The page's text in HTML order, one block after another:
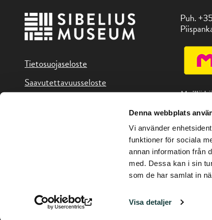
Denna webbplats
Vi använder
funktioner för sociala
annan information från
med. Dessa kan i sin
som de har samlat in
Visa detaljer
Tietosuojaseloste
Saavutettavuusseloste
Puh.
Meillä
Löydät
alueen
Copyright © Sibelius-museo 2026